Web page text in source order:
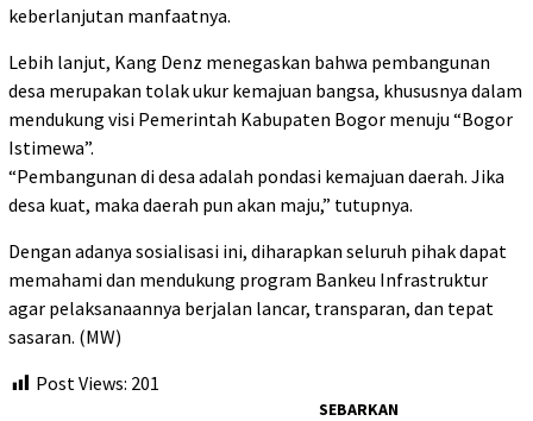
keberlanjutan manfaatnya.
Lebih lanjut, Kang Denz menegaskan bahwa pembangunan
desa merupakan tolak ukur kemajuan bangsa, khususnya dalam
mendukung visi Pemerintah Kabupaten Bogor menuju “Bogor
Istimewa”.
“Pembangunan di desa adalah pondasi kemajuan daerah. Jika
desa kuat, maka daerah pun akan maju,” tutupnya.
Dengan adanya sosialisasi ini, diharapkan seluruh pihak dapat
memahami dan mendukung program Bankeu Infrastruktur
agar pelaksanaannya berjalan lancar, transparan, dan tepat
sasaran. (MW)
Post Views: 201
SEBARKAN